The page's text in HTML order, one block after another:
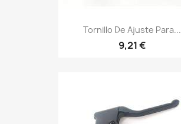
Tornillo De Ajuste Para...
9,21 €